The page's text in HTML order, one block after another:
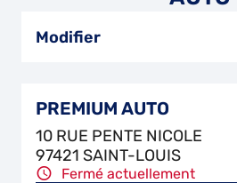
Modifier
PREMIUM AUTO
10 RUE PENTE NICOLE
97421 SAINT-LOUIS
Fermé actuellement